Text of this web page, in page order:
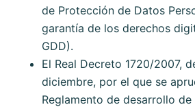
de Protección de Datos
garantía de los derechos
GDD).
El Real Decreto 1720/2007,
diciembre, por el que se
Reglamento de desarrollo